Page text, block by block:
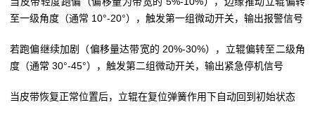
至一级角度（通常 10°-20°），触发第一组微动开关，输出报警信号
若跑偏继续加剧（偏移量达带宽的 20%-30%），立辊偏转至二级角
度（通常 30°-45°），触发第二组微动开关，输出紧急停机信号
当皮带恢复正常位置后，立辊在复位弹簧作用下自动回到初始状态